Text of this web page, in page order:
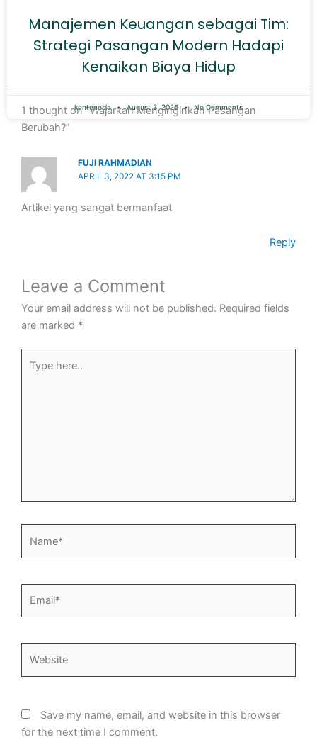
Manajemen Keuangan sebagai Tim:
Strategi Pasangan Modern Hadapi
Kenaikan Biaya Hidup
kontenesia August 3, 2026 No Comments
1 thought on “Wajarkah Menginginkan Pasangan
Berubah?”
FUJI RAHMADIAN
APRIL 3, 2022 AT 3:15 PM
Artikel yang sangat bermanfaat
Reply
Leave a Comment
Your email address will not be published. Required fields
are marked *
here..
Save my name, email, and website in this browser
for the next time I comment.